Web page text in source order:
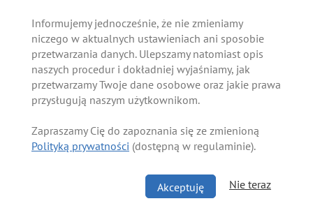
Informujemy jednocześnie, że nie zmieniamy
niczego w aktualnych ustawieniach ani sposobie
przetwarzania danych. Ulepszamy natomiast opis
naszych procedur i dokładniej wyjaśniamy, jak
przetwarzamy Twoje dane osobowe oraz jakie prawa
przysługują naszym użytkownikom.
Zapraszamy Cię do zapoznania się ze zmienioną
Polityką prywatności (dostępną w regulaminie).
Akceptuję Nie teraz